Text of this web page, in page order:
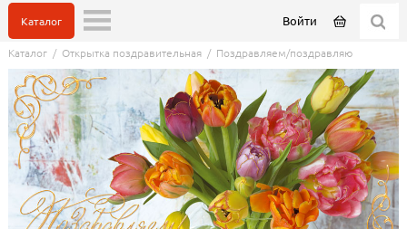
Войти
Каталог
Каталог/ Открытка поздравительная/ Поздравляем/поздравляю